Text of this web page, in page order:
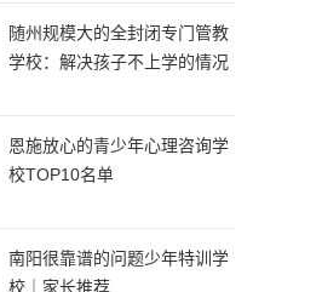
随州规模大的全封闭专门管教
学校：解决孩子不上学的情况
恩施放心的青少年心理咨询学
校TOP10名单
南阳很靠谱的问题少年特训学
校｜家长推荐